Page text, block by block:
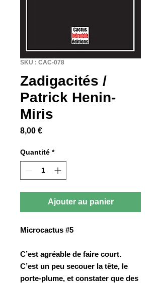
SKU : CAC-078
Zadigacités /
Patrick Henin-
Miris
8,00 €Prix
Quantité *
Ajouter au panier
Microcactus #5
C’est agréable de faire court.
C’est un peu secouer la tête, le
porte-plume, et constater que des